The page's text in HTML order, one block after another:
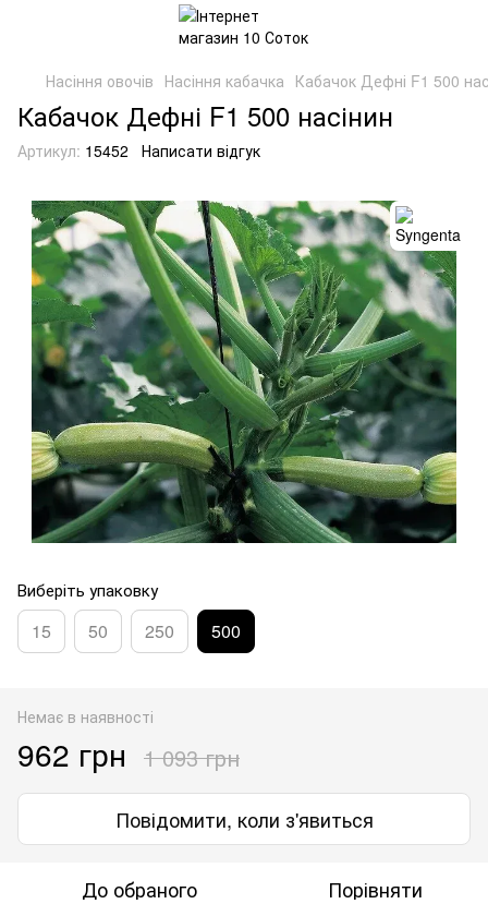
Насіння овочів Насіння кабачка Кабачок Дефні F1 500
Кабачок Дефні F1 500 насінин
Артикул: 15452 Написати відгук
Виберіть упаковку
15 50 250 500
Немає в наявності
962 грн 1 093 грн
Повідомити, коли з'явиться
До обраного Порівняти